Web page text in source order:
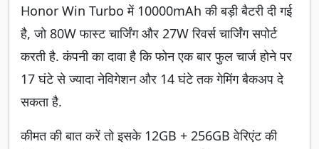
Honor Win Turbo में 10000mAh की बड़ी बैटरी दी गई
है, जो 80W फास्ट चार्जिंग और 27W रिवर्स चार्जिंग सपोर्ट
करती है. कंपनी का दावा है कि फोन एक बार फुल चार्ज होने पर
17 घंटे से ज्यादा नेविगेशन और 14 घंटे तक गेमिंग बैकअप दे
सकता है.
कीमत की बात करें तो इसके 12GB + 256GB वेरिएंट की